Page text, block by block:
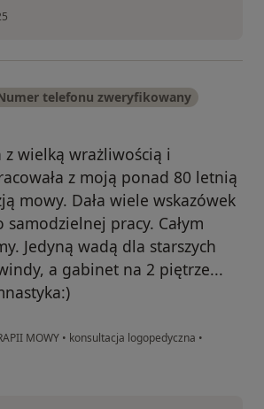
telefonu zweryfikowany
z wielką wrażliwością i
z moją ponad 80 letnią
mowy. Dała wiele wskazówek
samodzielnej pracy. Całym
Jedyną wadą dla starszych
a gabinet na 2 piętrze...
MOWY • konsultacja logopedyczna •